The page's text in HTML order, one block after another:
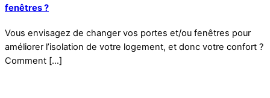
fenêtres ?
Vous envisagez de changer vos portes et/ou fenêtres pour
améliorer l’isolation de votre logement, et donc votre confort ?
Comment […]